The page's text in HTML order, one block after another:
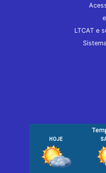
LTCAT e